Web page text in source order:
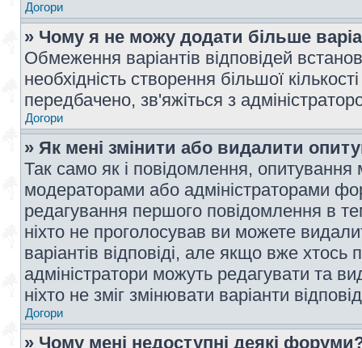
Догори
» Чому я не можу додати більше
Обмеження варіантів відповідей
необхідність створення більшої
передбачено, зв'яжіться з
Догори
» Як мені змінити або видалити
Так само як і повідомлення,
модераторами або адміністраторами
редагування першого повідомлення в
ніхто не проголосував ви можете
варіантів відповіді, але якщо вже
адміністратори можуть редагувати та
ніхто не зміг змінювати варіанти
Догори
» Чому мені недоступні деякі